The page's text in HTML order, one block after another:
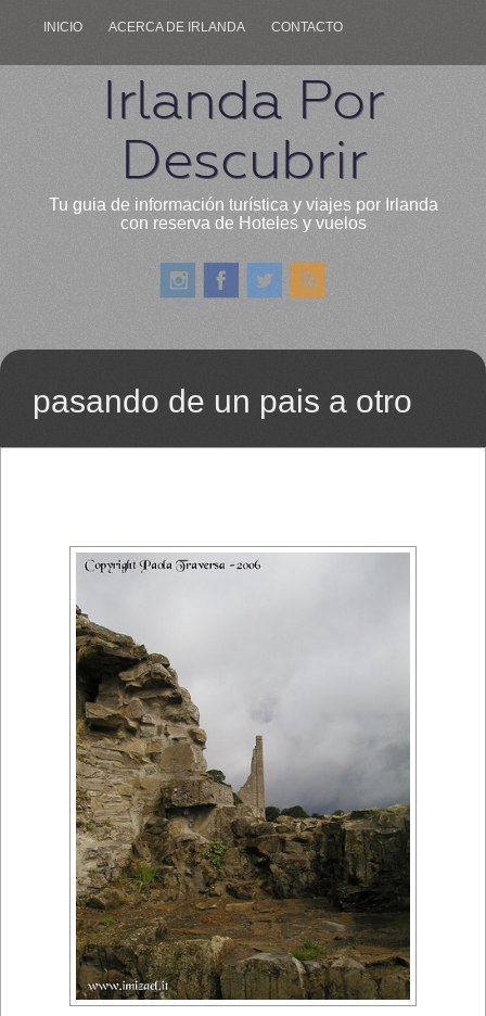
INICIO ACERCA DE IRLANDA CONTACTO
Irlanda Por
Descubrir
Tu guia de información turística y viajes por Irlanda
con reserva de Hoteles y vuelos
pasando de un pais a otro